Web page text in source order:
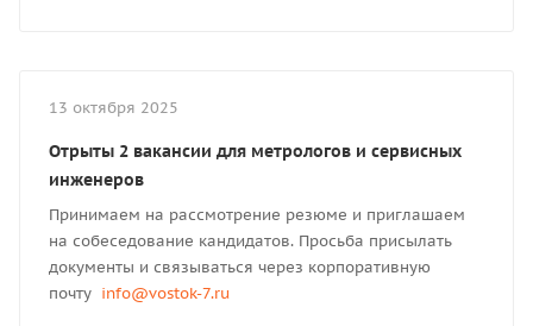
13 октября 2025
Отрыты 2 вакансии для метрологов и сервисных
инженеров
Принимаем на рассмотрение резюме и приглашаем
на собеседование кандидатов. Просьба присылать
документы и связываться через корпоративную
почту info@vostok-7.ru